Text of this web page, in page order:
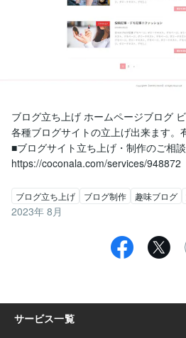
ブログ立ち上げ ホームページブログ
各種ブログサイトの立上げ出来ます。
■ブログサイト立ち上げ・制作のご相
https://coconala.com/services/948872
ブログ立ち上げ ブログ制作 趣味ブログ
2023年 8月